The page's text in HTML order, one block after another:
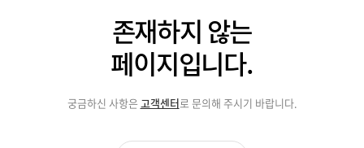
존재하지 않는
페이지입니다.
궁금하신 사항은 고객센터로 문의해 주시기 바랍니다.